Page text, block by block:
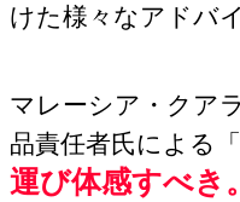
けた様々なアドバ
マレーシア・クア
品責任者氏による「
運び体感すべき